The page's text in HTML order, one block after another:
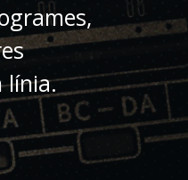
línia.